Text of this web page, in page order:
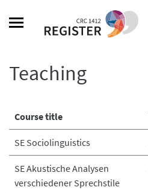
Teaching
Course title
SE Sociolinguistics
SE Akustische Analysen
verschiedener Sprechstile